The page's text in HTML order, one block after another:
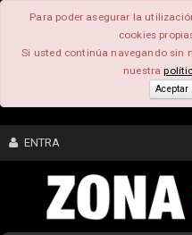
Para poder asegurar la
cookies
Si usted continúa navegando sin
nuestra
Aceptar
ENTRA
CONTENIDO